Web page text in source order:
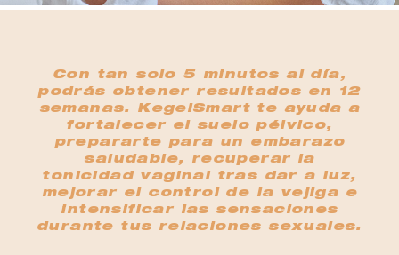
Con tan solo 5 minutos al día,
podrás obtener resultados en 12
semanas. KegelSmart te ayuda a
fortalecer el suelo pélvico,
prepararte para un embarazo
saludable, recuperar la
tonicidad vaginal tras dar a luz,
mejorar el control de la vejiga e
intensificar las sensaciones
durante tus relaciones sexuales.